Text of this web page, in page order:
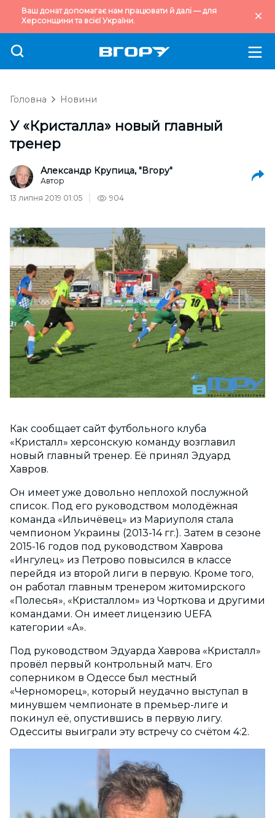
Ваш донат допомагає нам працювати й далі — для
Херсонщини та всієї України.
Головна Новини
У «Кристалла» новый главный
тренер
Александр Крупица, "Вгору"
Автор
13 липня 2019 01:05
904
Как сообщает сайт футбольного клуба
«Кристалл» херсонскую команду возглавил
новый главный тренер. Её принял Эдуард
Хавров.
Он имеет уже довольно неплохой послужной
список. Под его руководством молодёжная
команда «Ильичёвец» из Мариуполя стала
чемпионом Украины (2013-14 гг.). Затем в сезоне
2015-16 годов под руководством Хаврова
«Ингулец» из Петрово повысился в классе
перейдя из второй лиги в первую. Кроме того,
он работал главным тренером житомирского
«Полесья», «Кристаллом» из Чорткова и другими
командами. Он имеет лицензию UEFA
категории «А».
Под руководством Эдуарда Хаврова «Кристалл»
провёл первый контрольный матч. Его
соперником в Одессе был местный
«Черноморец», который неудачно выступал в
минувшем чемпионате в премьер-лиге и
покинул её, опустившись в первую лигу.
Одесситы выиграли эту встречу со счётом 4:2.